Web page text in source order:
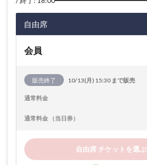
自由席
会員
販売終了 10/13(月) 15:30 まで販売
通常料金
通常料金 （当日券）
自由席 チケットを選ぶ